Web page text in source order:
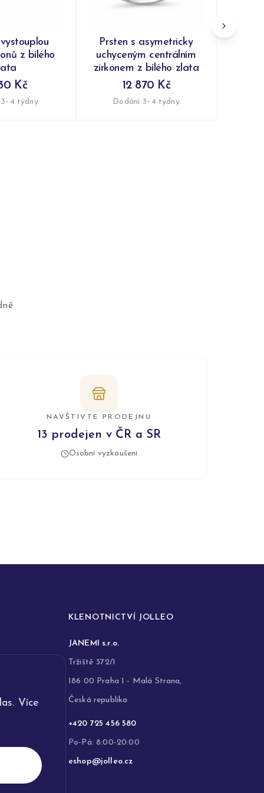
Více
z bílého
Kč
týdny
Prsten s asymetricky
uchyceným centrálním
zirkonem z bílého zlata
12 870 Kč
Dodání 3–4 týdny
NAVŠTIVTE PRODEJNU
13 prodejen v ČR a SR
Osobní vyzkoušení
KLENOTNICTVÍ JOLLEO
JANEMI s.r.o.
Tržiště 372/1
186 00 Praha 1 - Malá Strana,
Česká republika
+420 725 456 580
Po-Pá: 8:00-20:00
eshop@jolleo.cz